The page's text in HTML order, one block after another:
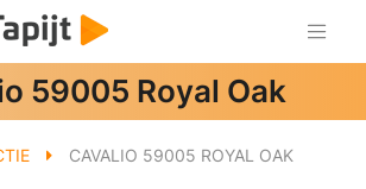
59005 Royal Oak
CAVALIO 59005 ROYAL OAK